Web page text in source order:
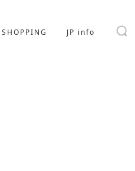
SHOPPING JP info